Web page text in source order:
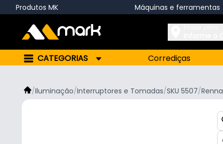
Produtos MK Máquinas e ferramentas
CATEGORIAS Corrediças
/Iluminação/Interruptores e Tomadas/SKU 5507/Renna